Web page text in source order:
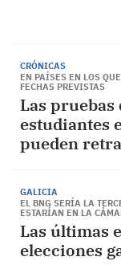
CRÓNICAS
EN PAÍSES EN LOS
FECHAS PREVISTAS
Las
estudiantes
pueden
GALICIA
EL BNG SERÍA LA
ESTARÍAN EN LA
Las últimas
elecciones